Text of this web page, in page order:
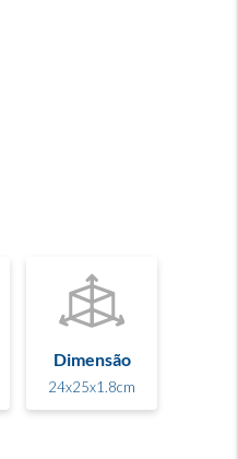
Dimensão
24x25x1.8cm